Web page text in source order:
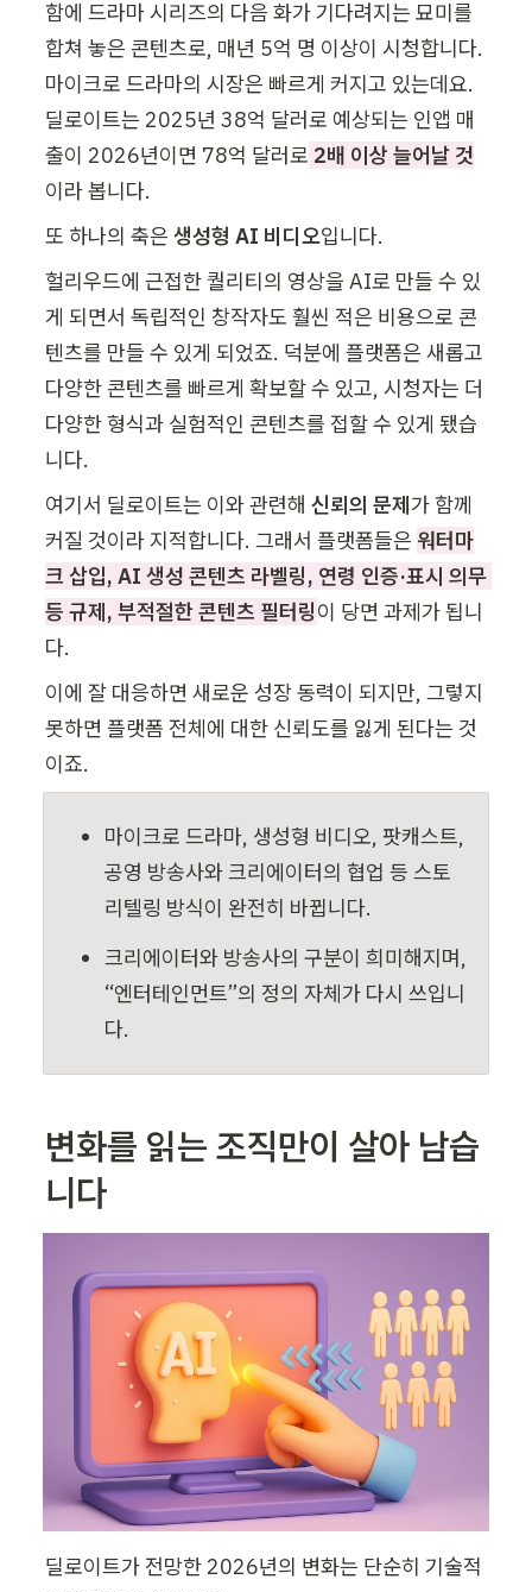
함에 드라마 시리즈의 다음 화가 기다려지는 묘미를
합쳐 놓은 콘텐츠로, 매년 5억 명 이상이 시청합니다.
마이크로 드라마의 시장은 빠르게 커지고 있는데요.
딜로이트는 2025년 38억 달러로 예상되는 인앱 매
출이 2026년이면 78억 달러로 2배 이상 늘어날 것
이라 봅니다.
또 하나의 축은 생성형 AI 비디오입니다.
헐리우드에 근접한 퀄리티의 영상을 AI로 만들 수 있
게 되면서 독립적인 창작자도 훨씬 적은 비용으로 콘
텐츠를 만들 수 있게 되었죠. 덕분에 플랫폼은 새롭고
다양한 콘텐츠를 빠르게 확보할 수 있고, 시청자는 더
다양한 형식과 실험적인 콘텐츠를 접할 수 있게 됐습
니다.
여기서 딜로이트는 이와 관련해 신뢰의 문제가 함께
커질 것이라 지적합니다. 그래서 플랫폼들은 워터마
크 삽입, AI 생성 콘텐츠 라벨링, 연령 인증·표시 의무
등 규제, 부적절한 콘텐츠 필터링이 당면 과제가 됩니
다.
이에 잘 대응하면 새로운 성장 동력이 되지만, 그렇지
못하면 플랫폼 전체에 대한 신뢰도를 잃게 된다는 것
이죠.
마이크로 드라마, 생성형 비디오, 팟캐스트,
공영 방송사와 크리에이터의 협업 등 스토
리텔링 방식이 완전히 바뀝니다.
크리에이터와 방송사의 구분이 희미해지며,
“엔터테인먼트”의 정의 자체가 다시 쓰입니
다.
변화를 읽는 조직만이 살아 남습
니다
딜로이트가 전망한 2026년의 변화는 단순히 기술적